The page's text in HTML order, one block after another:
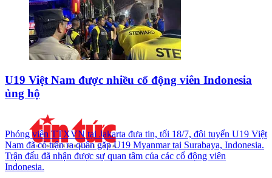
U19 Việt Nam được nhiều cổ động viên Indonesia
ủng hộ
Phóng viên TTXVN tại Jakarta đưa tin, tối 18/7, đội tuyển U19 Việt
Nam đã có trận ra quân gặp U19 Myanmar tại Surabaya, Indonesia.
Trận đấu đã nhận được sự quan tâm của các cổ động viên
Indonesia.